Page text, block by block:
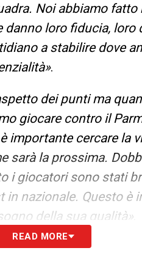
Noi abbiamo
loro fiducia, loro
a stabilire dove
».
dei punti ma
giocare contro il
importante cercare la
sarà la prossima.
i giocatori sono stati
nazionale. Questo è
della sua qualità»
con la Nazionale e il
READ MORE